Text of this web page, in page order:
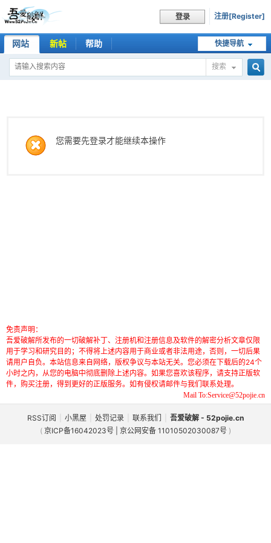
登录 注册[Register]
快捷导航
网站 新帖 帮助
搜索
您需要先登录才能继续本操作
免责声明：
吾爱破解所发布的一切破解补丁、注册机和注册信息及软件的解密分析文章仅限
用于学习和研究目的；不得将上述内容用于商业或者非法用途，否则，一切后果
请用户自负。本站信息来自网络，版权争议与本站无关。您必须在下载后的24个
小时之内，从您的电脑中彻底删除上述内容。如果您喜欢该程序，请支持正版软
件，购买注册，得到更好的正版服务。如有侵权请邮件与我们联系处理。
Mail To:Service@52pojie.cn
RSS订阅 小黑屋 处罚记录 联系我们
吾爱破解 - 52pojie.cn
( 京ICP备16042023号 | 京公网安备 11010502030087号 )